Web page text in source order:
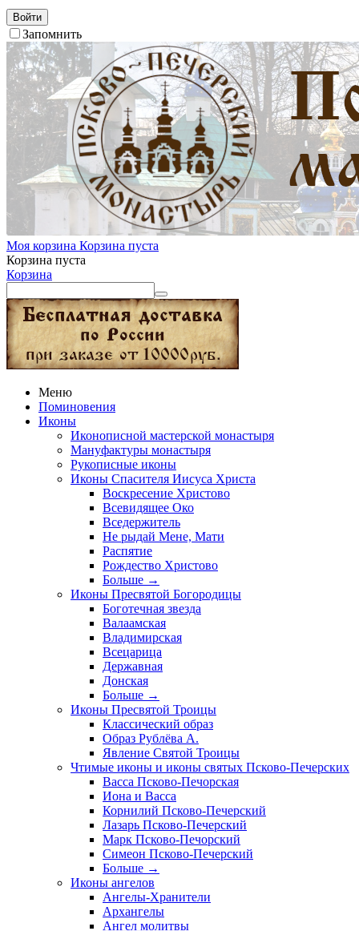
Войти
Запомнить
Моя корзина Корзина пуста
Корзина пуста
Корзина
Меню
Поминовения
Иконы
Иконописной мастерской монастыря
Мануфактуры монастыря
Рукописные иконы
Иконы Спасителя Иисуса Христа
Воскресение Христово
Всевидящее Око
Вседержитель
Не рыдай Мене, Мати
Распятие
Рождество Христово
Больше →
Иконы Пресвятой Богородицы
Боготечная звезда
Валаамская
Владимирская
Всецарица
Державная
Донская
Больше →
Иконы Пресвятой Троицы
Классический образ
Образ Рублёва А.
Явление Святой Троицы
Чтимые иконы и иконы святых Псково-Печерских
Васса Псково-Печорская
Иона и Васса
Корнилий Псково-Печерский
Лазарь Псково-Печерский
Марк Псково-Печорский
Симеон Псково-Печерский
Больше →
Иконы ангелов
Ангелы-Хранители
Архангелы
Ангел молитвы